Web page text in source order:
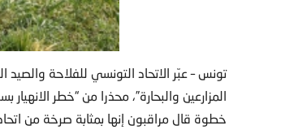
تونس – عبّر الاتحاد التونسي للفلاحة والصيد
المزارعين والبحارة”، محذرا من “خطر
خطوة قال مراقبون إنها بمثابة صرخة من